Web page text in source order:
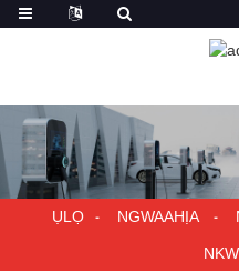
ỤLỌ NGWAAHỊA